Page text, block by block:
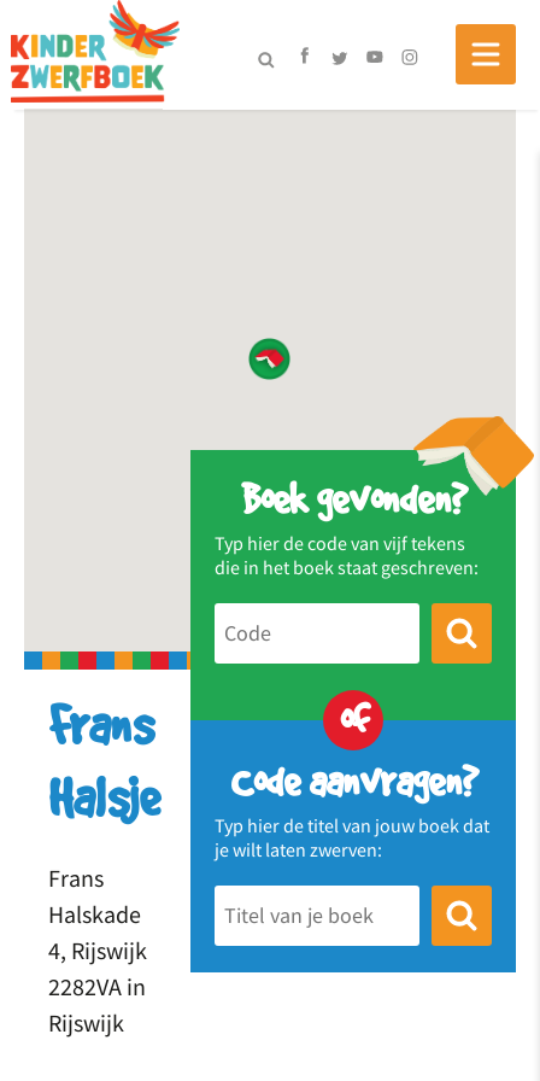
Boek gevonden?
Typ hier de code van vijf tekens
die in het boek staat geschreven:
of
Code aanvragen?
Typ hier de titel van jouw boek dat
je wilt laten zwerven:
Frans
Halsje
Frans
Halskade
4, Rijswijk
2282VA in
Rijswijk